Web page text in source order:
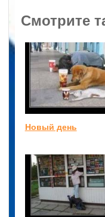
Смотрите
Новый день